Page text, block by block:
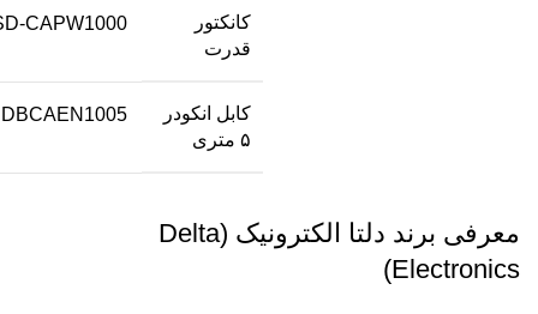
کانکتور
قدرت
CAPW1000
کابل انکودر
۵ متری
معرفی برند دلتا الکترونیک (Delta
Electronics)